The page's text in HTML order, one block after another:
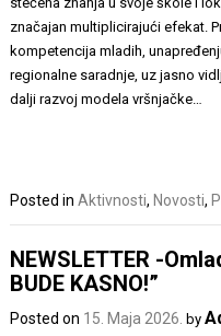
značajan multiplicirajući efekat.
kompetencija mladih,
regionalne saradnje, uz jasno
dalji razvoj modela vršnjačke…
Posted inAktivnosti, Novosti,
NEWSLETTER -
BUDE KASNO!”
Posted on 15. Maja 2026. by